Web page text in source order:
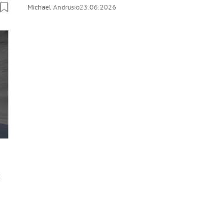
Michael Andrusio23.06.2026